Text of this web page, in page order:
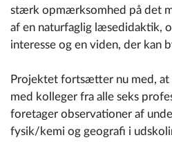
stærk opmærksomhed på det
af en naturfaglig læsedidaktik,
interesse og en viden, der kan
Projektet fortsætter nu med, at
med kolleger fra alle seks
foretager observationer af
fysik/kemi og geografi i